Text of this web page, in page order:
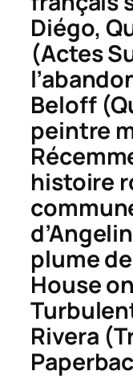
Diégo,
(Actes
Beloff
peintre
histoire
plume
House
Rivera